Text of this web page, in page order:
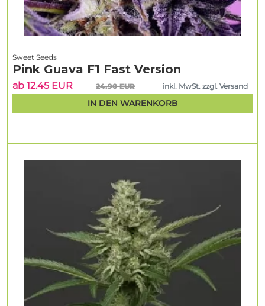
Sweet Seeds
Pink Guava F1 Fast Version
ab 12.45 EUR 24.90 EUR inkl. MwSt. zzgl. Versand
IN DEN WARENKORB